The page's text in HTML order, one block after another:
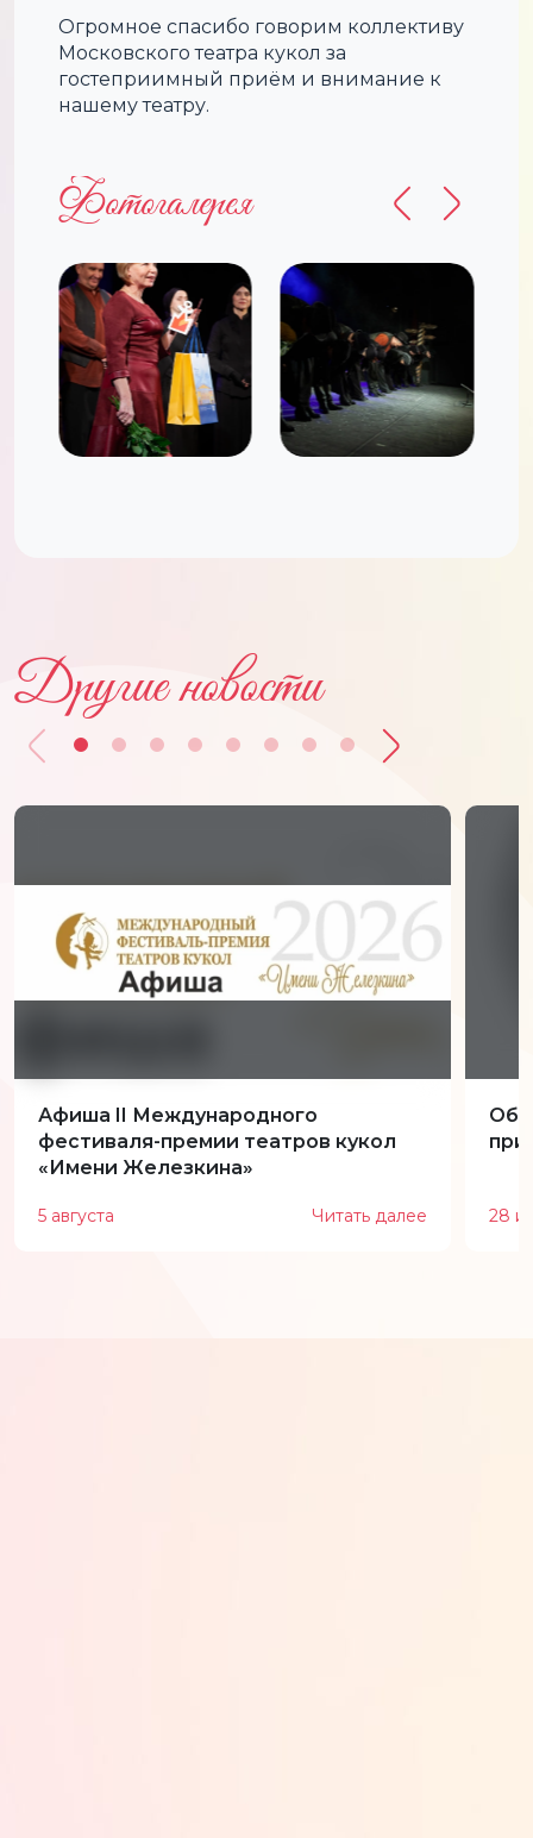
Огромное спасибо говорим коллективу
Московского театра кукол за
гостеприимный приём и внимание к
нашему театру.
Фотогалерея
Другие новости
Афиша II Международного
фестиваля-премии театров кукол
«Имени Железкина»
5 августа Читать далее 28